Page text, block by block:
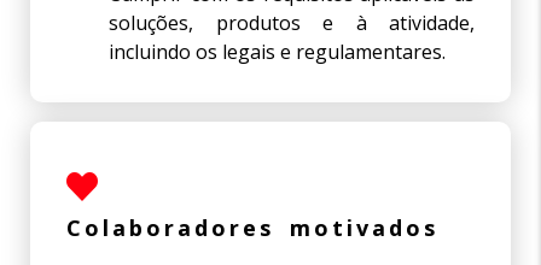
soluções, produtos e à atividade,
incluindo os legais e regulamentares.
Colaboradores motivados